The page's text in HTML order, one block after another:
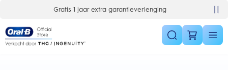
10% korting op je 1e bestelling